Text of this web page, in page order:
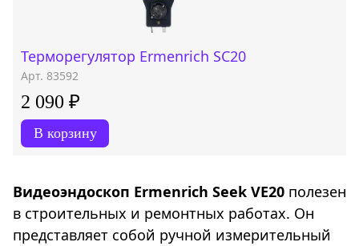
Терморегулятор Ermenrich SC20
Арт. 83592
2 090 ₽
В корзину
Видеоэндоскоп Ermenrich Seek VE20 полезен
в строительных и ремонтных работах. Он
представляет собой ручной измерительный